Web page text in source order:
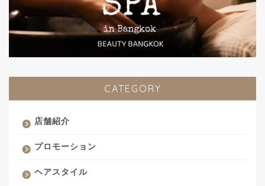
CATEGORY
店舗紹介
プロモーション
ヘアスタイル